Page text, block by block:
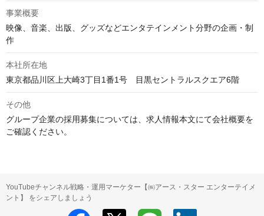
事業概要
映像、音楽、出版、グッズなどエンタテインメント分野の企画・制
作
本社所在地
東京都品川区上大崎3丁目1番1号　目黒セントラルスクエア6階
その他
グループ企業の採用募集については、求人情報本文にて会社概要を
ご確認ください。
YouTubeチャンネル戦略・運用マーケター【㈱アース・スター エンターテイメ
ント】 をシェアしましょう